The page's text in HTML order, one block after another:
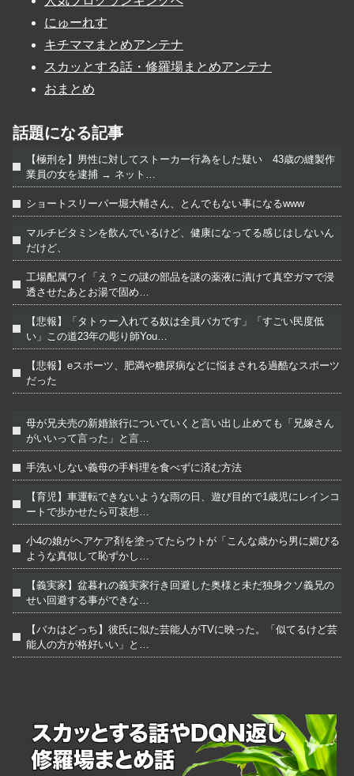
にゅーれす
キチママまとめアンテナ
スカッとする話・修羅場まとめアンテナ
おまとめ
話題になる記事
【極刑を】男性に対してストーカー行為をした疑い 43歳の縫製作
業員の女を逮捕 → ネット…
ショートスリーパー堀大輔さん、とんでもない事になるwww
マルチビタミンを飲んでいるけど、健康になってる感じはしないん
だけど、
工場配属ワイ「え？この謎の部品を謎の薬液に漬けて真空ガマで浸
透させたあとお湯で固め…
【悲報】「タトゥー入れてる奴は全員バカです」「すごい民度低
い」この道23年の彫り師You…
【悲報】eスポーツ、肥満や糖尿病などに悩まされる過酷なスポーツ
だった
母が兄夫売の新婚旅行についていくと言い出し止めても「兄嫁さん
がいいって言った」と言…
手洗いしない義母の手料理を食べずに済む方法
【育児】車運転できないような雨の日、遊び目的で1歳児にレインコ
ートで歩かせたら可哀想…
小4の娘がヘアケア剤を塗ってたらウトが「こんな歳から男に媚びる
ような真似して恥ずかし…
【義実家】盆暮れの義実家行き回避した奥様と未だ独身クソ義兄の
せい回避する事ができな…
【バカはどっち】彼氏に似た芸能人がTVに映った。「似てるけど芸
能人の方が格好いい」と…